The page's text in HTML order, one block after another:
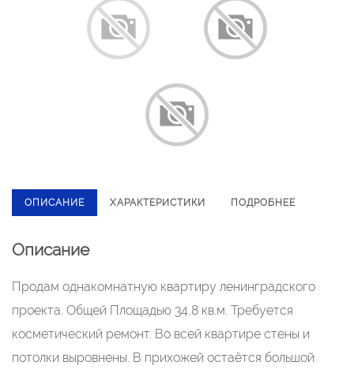
ОПИСАНИЕ ХАРАКТЕРИСТИКИ ПОДРОБНЕЕ
Описание
Продам однакомнатную квартиру ленинградского
проекта. Общей Площадью 34,8 кв.м. Требуется
косметический ремонт. Во всей квартире стены и
потолки выровнены. В прихожей остаётся большой